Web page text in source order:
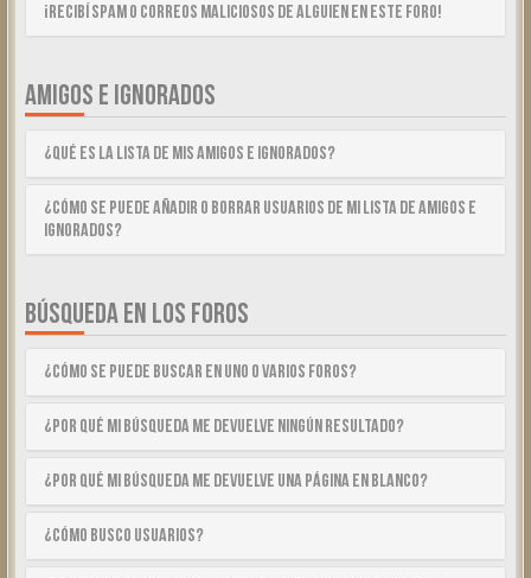
¡Recibí spam o correos maliciosos de alguien en este foro!
AMIGOS E IGNORADOS
¿Qué es la lista de Mis Amigos e Ignorados?
¿Cómo se puede añadir o borrar usuarios de mi lista de Amigos e
Ignorados?
BÚSQUEDA EN LOS FOROS
¿Cómo se puede buscar en uno o varios foros?
¿Por qué mi búsqueda me devuelve ningún resultado?
¿Por qué mi búsqueda me devuelve una página en blanco?
¿Cómo busco usuarios?